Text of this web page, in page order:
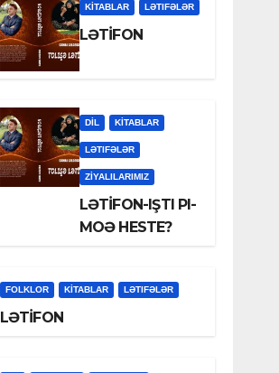
KİTABLAR LƏTIFƏLƏR
LƏTİFON
DİL KİTABLAR
LƏTIFƏLƏR
ZİYALILARIMIZ
LƏTİFON-IŞTI PI-
MOƏ HESTE?
FOLKLOR KİTABLAR LƏTIFƏLƏR
LƏTİFON